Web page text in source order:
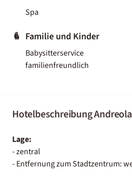
Spa
Familie und Kinder
Babysitterservice
familienfreundlich
Hotelbeschreibung
Lage:
- zentral
- Entfernung zum Stadtzentrum: